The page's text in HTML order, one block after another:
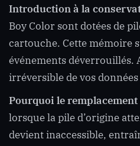
Introduction à la
Boy Color sont dotées de
cartouche. Cette mémoire
événements déverrouillés.
irréversible de vos données
Pourquoi le
lorsque la pile d’origine
devient inaccessible,